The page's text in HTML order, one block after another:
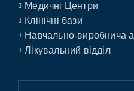
Медичні Центри
Клінічні бази
Навчально-виробнича
Лікувальний відділ